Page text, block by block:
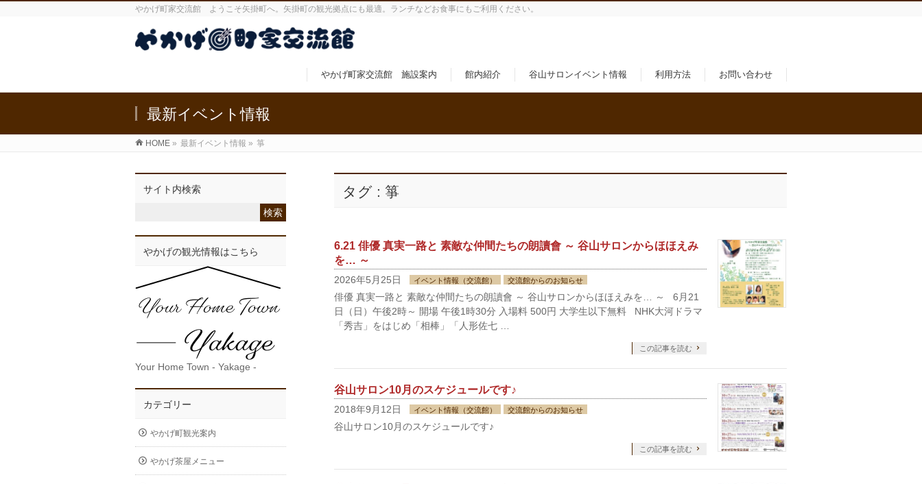
やかげ町家交流館 ようこそ矢掛町へ。矢掛町の観光拠点にも最適。ランチなどお食事にもご利用ください。
やかげ町家交流館 施設案内 館内紹介 谷山サロンイベント情報 利用方法 お問い合わせ
最新イベント情報
HOME » 最新イベント情報 » 箏
タグ : 箏
6.21 俳優 真実一路と 素敵な仲間たちの朗讀會 ～ 谷山サロンからほほえみ
を… ～
2026年5月25日 イベント情報（交流館） 交流館からのお知らせ
俳優 真実一路と 素敵な仲間たちの朗讀會 ～ 谷山サロンからほほえみを… ～ 6月21
日（日）午後2時～ 開場 午後1時30分 入場料 500円 大学生以下無料 NHK大河ドラマ
「秀吉」をはじめ「相棒」「人形佐七 …
この記事を読む
谷山サロン10月のスケジュールです♪
2018年9月12日 イベント情報（交流館） 交流館からのお知らせ
谷山サロン10月のスケジュールです♪
この記事を読む
サイト内検索
やかげの観光情報はこちら
Your Home Town - Yakage -
カテゴリー
やかげ町観光案内
やかげ茶屋メニュー